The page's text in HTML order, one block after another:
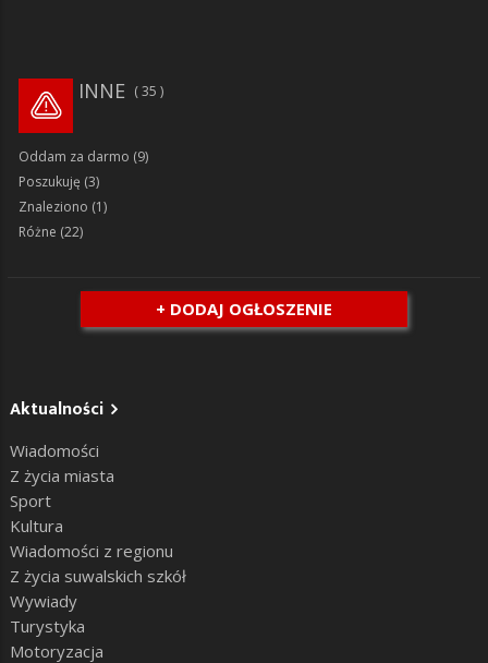
35
INNE
Oddam za darmo (9)
Poszukuję (3)
Znaleziono (1)
Różne (22)
+ DODAJ OGŁOSZENIE
Aktualności
Wiadomości
Z życia miasta
Sport
Kultura
Wiadomości z regionu
Z życia suwalskich szkół
Wywiady
Turystyka
Motoryzacja